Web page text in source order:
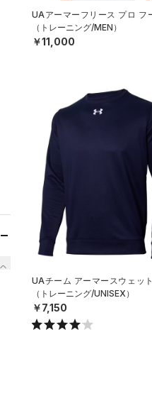
UAアーマーフリース プロ フ
（トレーニング/MEN）
￥11,000
UAチーム アーマースウェッ
（トレーニング/UNISEX）
￥7,150